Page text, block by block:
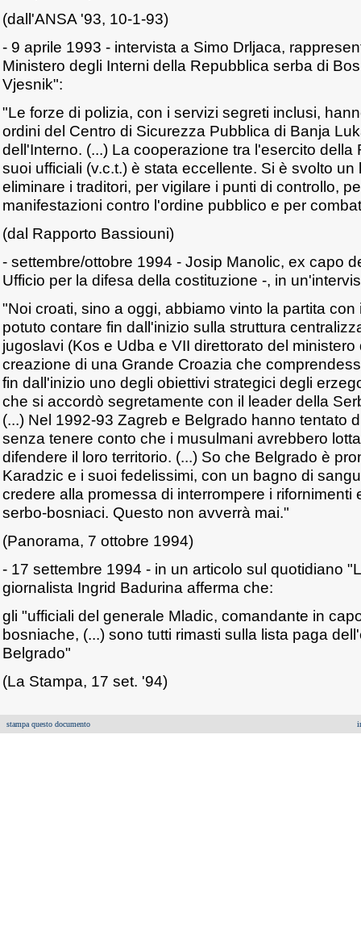
(dall'ANSA '93, 10-1-93)
- 9 aprile 1993 - intervista a Simo Drljaca,
Ministero degli Interni della Repubblica serba di
Vjesnik":
"Le forze di polizia, con i servizi segreti inclusi,
ordini del Centro di Sicurezza Pubblica di Banja
dell'Interno. (...) La cooperazione tra l'esercito della
suoi ufficiali (v.c.t.) è stata eccellente. Si è svolto
eliminare i traditori, per vigilare i punti di controllo,
manifestazioni contro l'ordine pubblico e per
(dal Rapporto Bassiouni)
- settembre/ottobre 1994 - Josip Manolic, ex capo
Ufficio per la difesa della costituzione -, in
"Noi croati, sino a oggi, abbiamo vinto la partita
potuto contare fin dall'inizio sulla struttura
jugoslavi (Kos e Udba e VII direttorato del ministero
creazione di una Grande Croazia che
fin dall'inizio uno degli obiettivi strategici degli
che si accordò segretamente con il leader della
(...) Nel 1992-93 Zagreb e Belgrado hanno tentato
senza tenere conto che i musulmani avrebbero
difendere il loro territorio. (...) So che Belgrado è
Karadzic e i suoi fedelissimi, con un bagno di
credere alla promessa di interrompere i rifornimenti
serbo-bosniaci. Questo non avverrà mai."
(Panorama, 7 ottobre 1994)
- 17 settembre 1994 - in un articolo sul quotidiano
giornalista Ingrid Badurina afferma che:
gli "ufficiali del generale Mladic, comandante in
bosniache, (...) sono tutti rimasti sulla lista paga
Belgrado"
(La Stampa, 17 set. '94)
stampa questo documento